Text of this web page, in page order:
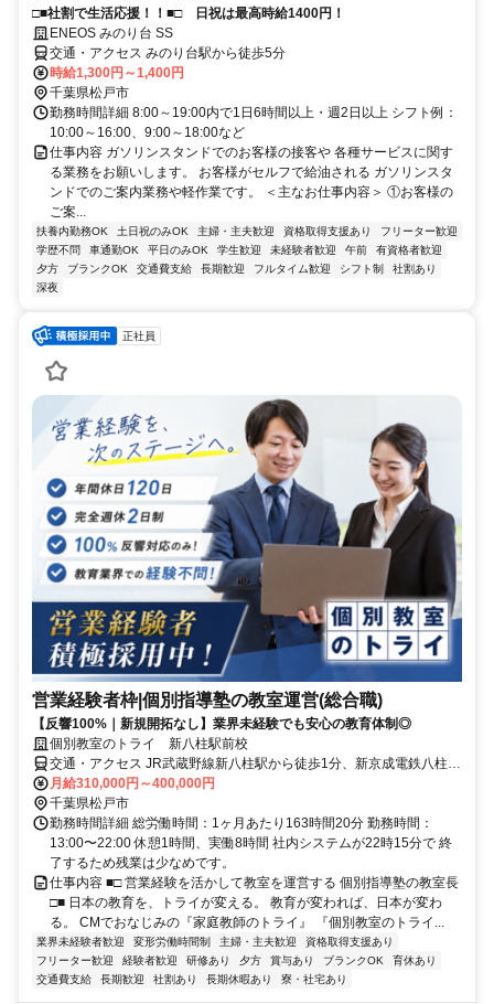
□■社割で生活応援！！■□ 日祝は最高時給1400円！
ENEOS みのり台 SS
交通・アクセス みのり台駅から徒歩5分
時給1,300円～1,400円
千葉県松戸市
勤務時間詳細 8:00～19:00内で1日6時間以上・週2日以上 シフト例：
10:00～16:00、9:00～18:00など
仕事内容 ガソリンスタンドでのお客様の接客や 各種サービスに関す
る業務をお願いします。 お客様がセルフで給油される ガソリンスタ
ンドでのご案内業務や軽作業です。 ＜主なお仕事内容＞ ①お客様の
ご案...
扶養内勤務OK 土日祝のみOK 主婦・主夫歓迎 資格取得支援あり
フリーター歓迎
学歴不問
車通勤OK 平日のみOK 学生歓迎 未経験者歓迎 午前
有資格者歓迎
夕方
ブランクOK 交通費支給 長期歓迎 フルタイム歓迎 シフト制
社割あり
深夜
正社員
営業経験者枠|個別指導塾の教室運営(総合職)
【反響100%｜新規開拓なし】業界未経験でも安心の教育体制◎
個別教室のトライ 新八柱駅前校
交通・アクセス JR武蔵野線新八柱駅から徒歩1分、新京成電鉄八柱駅
南口から徒歩1分
月給310,000円～400,000円
千葉県松戸市
勤務時間詳細 総労働時間：1ヶ月あたり163時間20分 勤務時間：
13:00〜22:00 休憩1時間、実働8時間 社内システムが22時15分で 終
了するため残業は少なめです。
仕事内容 ■□ 営業経験を活かして教室を運営する 個別指導塾の教室長
□■ 日本の教育を、トライが変える。 教育が変われば、日本が変わ
る。 CMでおなじみの『家庭教師のトライ』 『個別教室のトライ...
業界未経験者歓迎 変形労働時間制 主婦・主夫歓迎
資格取得支援あり
フリーター歓迎
経験者歓迎 研修あり 夕方 賞与あり ブランクOK
育休あり
交通費支給
長期歓迎 社割あり 長期休暇あり 寮・社宅あり